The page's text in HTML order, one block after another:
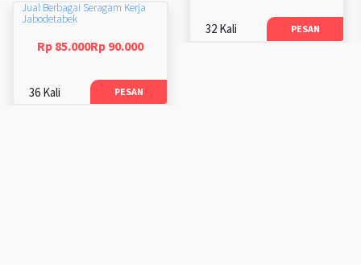
32 Kali PESAN
Jual Berbagai Seragam Kerja
Jabodetabek
Rp 85.000Rp 90.000
36 Kali PESAN